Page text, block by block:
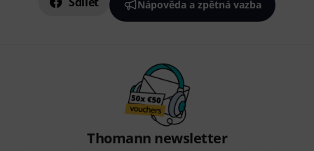
Nápověda a zpětná vazba
Thomann newsletter